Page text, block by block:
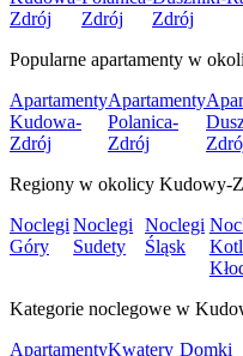
Zdrój
Zdrój
Zdrój
Popularne apartamenty w
Apartamenty
Kudowa-
Zdrój
Apartamenty
Polanica-
Zdrój
Regiony w okolicy Kudowy-
Noclegi
Góry
Noclegi
Sudety
Noclegi
Śląsk
Kategorie noclegowe w
ApartamentyKwatery Domki